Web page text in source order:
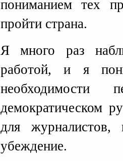
пониманием тех
пройти страна.
Я много раз
работой, и я
демократическом
для журналистов,
убеждение.